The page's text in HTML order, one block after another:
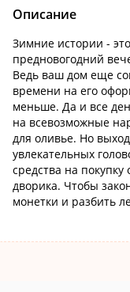
Описание
Зимние истории -
предновогодний
Ведь ваш дом еще
времени на его
меньше. Да и все
на всевозможные
для оливье. Но
увлекательных
средства на
дворика. Чтобы
монетки и разбить